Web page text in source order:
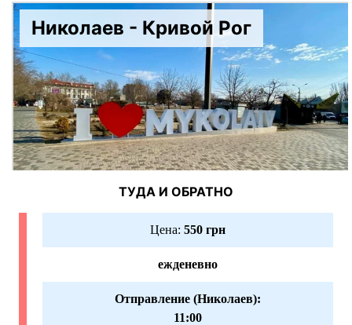
Николаев - Кривой Рог
ТУДА И ОБРАТНО
Цена: 550 грн
ежденевно
Отправление (Николаев):
11:00